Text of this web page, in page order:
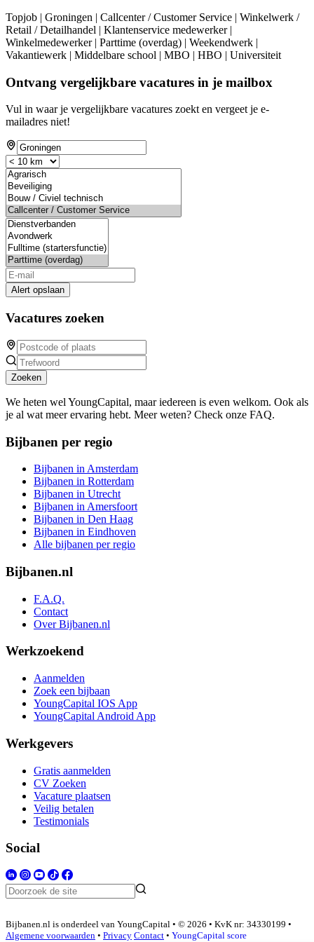
Topjob | Groningen | Callcenter / Customer Service | Winkelwerk /
Retail / Detailhandel | Klantenservice medewerker |
Winkelmedewerker | Parttime (overdag) | Weekendwerk |
Vakantiewerk | Middelbare school | MBO | HBO | Universiteit
Ontvang vergelijkbare vacatures in je mailbox
Vul in waar je vergelijkbare vacatures zoekt en vergeet je e-
mailadres niet!
Alert opslaan
Vacatures zoeken
Zoeken
We heten wel YoungCapital, maar iedereen is even welkom. Ook als
je al wat meer ervaring hebt. Meer weten? Check onze FAQ.
Bijbanen per regio
Bijbanen in Amsterdam
Bijbanen in Rotterdam
Bijbanen in Utrecht
Bijbanen in Amersfoort
Bijbanen in Den Haag
Bijbanen in Eindhoven
Alle bijbanen per regio
Bijbanen.nl
F.A.Q.
Contact
Over Bijbanen.nl
Werkzoekend
Aanmelden
Zoek een bijbaan
YoungCapital IOS App
YoungCapital Android App
Werkgevers
Gratis aanmelden
CV Zoeken
Vacature plaatsen
Veilig betalen
Testimonials
Social
Bijbanen.nl is onderdeel van YoungCapital • © 2026 • KvK nr: 34330199 •
Algemene voorwaarden • Privacy Contact • YoungCapital score